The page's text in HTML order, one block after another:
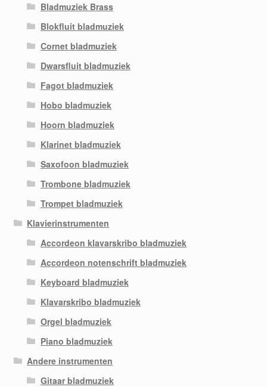
Bladmuziek Brass
Blokfluit bladmuziek
Cornet bladmuziek
Dwarsfluit bladmuziek
Fagot bladmuziek
Hobo bladmuziek
Hoorn bladmuziek
Klarinet bladmuziek
Saxofoon bladmuziek
Trombone bladmuziek
Trompet bladmuziek
Klavierinstrumenten
Accordeon klavarskribo bladmuziek
Accordeon notenschrift bladmuziek
Keyboard bladmuziek
Klavarskribo bladmuziek
Orgel bladmuziek
Piano bladmuziek
Andere instrumenten
Gitaar bladmuziek